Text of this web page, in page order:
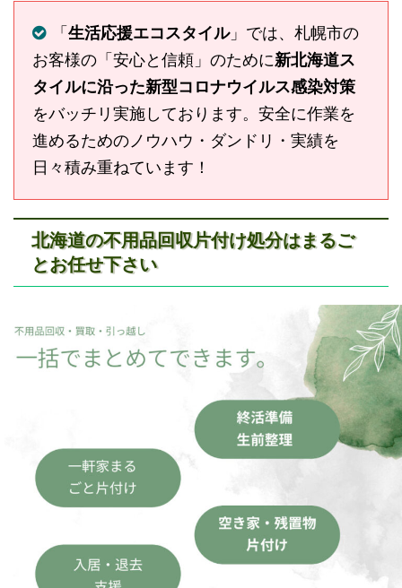
「生活応援エコスタイル」では、札幌市の
お客様の「安心と信頼」のために新北海道ス
タイルに沿った新型コロナウイルス感染対策
をバッチリ実施しております。安全に作業を
進めるためのノウハウ・ダンドリ・実績を
日々積み重ねています！
北海道の不用品回収片付け処分はまるご
とお任せ下さい